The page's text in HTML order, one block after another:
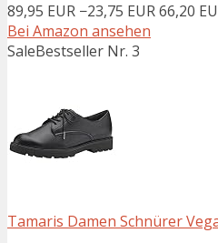
89,95 EUR −23,75 EUR66,20
Bei Amazon ansehen
SaleBestseller Nr. 3
Tamaris Damen Schnürer